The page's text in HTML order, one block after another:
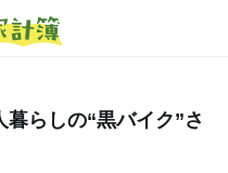
らしの“黒バイク”さ